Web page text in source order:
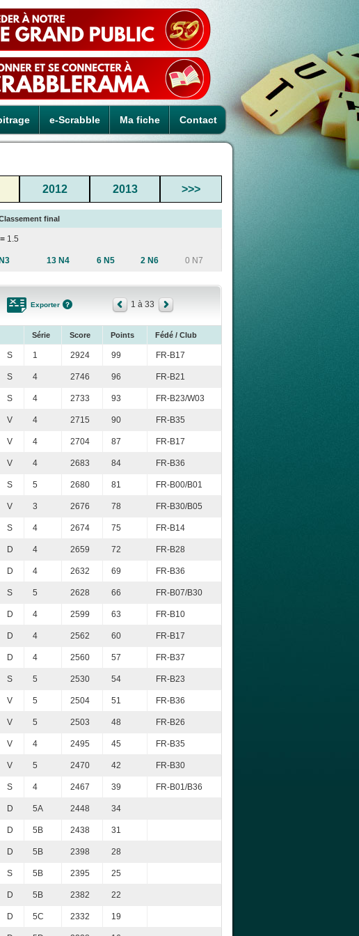
e-Scrabble Ma fiche Contact
2012 2013 >>>
final
1.5
13 N4 6 N5 2 N6 0 N7
Exporter 1 à 33
Série Score Points Fédé / Club
S 1 2924 99 FR-B17
S 4 2746 96 FR-B21
S 4 2733 93 FR-B23/W03
V 4 2715 90 FR-B35
V 4 2704 87 FR-B17
V 4 2683 84 FR-B36
S 5 2680 81 FR-B00/B01
V 3 2676 78 FR-B30/B05
S 4 2674 75 FR-B14
D 4 2659 72 FR-B28
D 4 2632 69 FR-B36
S 5 2628 66 FR-B07/B30
D 4 2599 63 FR-B10
D 4 2562 60 FR-B17
D 4 2560 57 FR-B37
S 5 2530 54 FR-B23
V 5 2504 51 FR-B36
V 5 2503 48 FR-B26
V 4 2495 45 FR-B35
V 5 2470 42 FR-B30
S 4 2467 39 FR-B01/B36
D 5A 2448 34
D 5B 2438 31
D 5B 2398 28
S 5B 2395 25
D 5B 2382 22
D 5C 2332 19